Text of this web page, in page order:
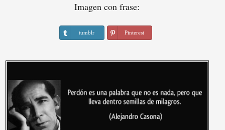
Imagen con frase:
tumblr Pinterest